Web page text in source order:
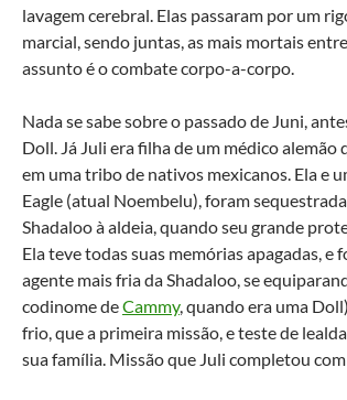
lavagem cerebral. Elas passaram por um
marcial, sendo juntas, as mais mortais
assunto é o combate corpo-a-corpo.
Nada se sabe sobre o passado de Juni,
Doll. Já Juli era filha de um médico alemão
em uma tribo de nativos mexicanos. Ela e
Eagle (atual Noembelu), foram
Shadaloo à aldeia, quando seu grande
Ela teve todas suas memórias apagadas, e
agente mais fria da Shadaloo, se
codinome deCammy, quando era uma
frio, que a primeira missão, e teste de
sua família. Missão que Juli completou